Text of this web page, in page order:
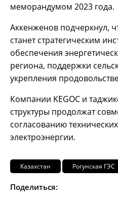
меморандумом 2023 года.
Аккенженов подчеркнул,
станет стратегическим
обеспечения
региона, поддержки
укрепления
Компании KEGOC и
структуры продолжат
согласованию
электроэнергии.
Казахстан Рогунская ГЭС
Поделиться: